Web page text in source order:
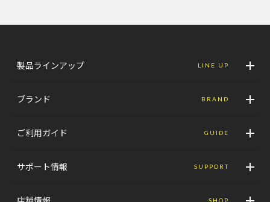
製品ラインアップ LINE UP
ブランド BRAND
ご利用ガイド GUIDE
サポート情報 SUPPORT
SHOP